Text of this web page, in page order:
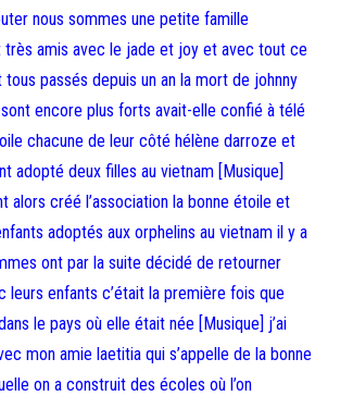
nous sommes une petite famille
amis avec le jade et joy et avec tout ce
tous passés depuis un an la mort de johnny
encore plus forts avait-elle confié à télé
chacune de leur côté hélène darroze et
adopté deux filles au vietnam [Musique]
alors créé l’association la bonne étoile et
adoptés aux orphelins au vietnam il y a
ont par la suite décidé de retourner
leurs enfants c’était la première fois que
le pays où elle était née [Musique] j’ai
mon amie laetitia qui s’appelle de la bonne
on a construit des écoles où l’on